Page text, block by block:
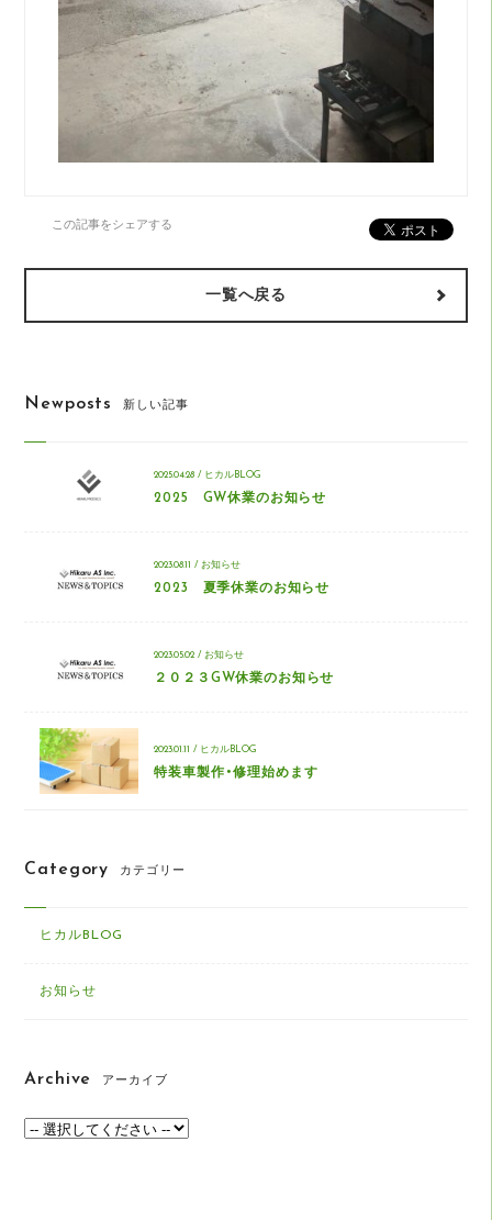
この記事をシェアする
一覧へ戻る
Newposts 新しい記事
2025.04.28 / ヒカルBLOG
2025 GW休業のお知らせ
2023.08.11 / お知らせ
2023 夏季休業のお知らせ
2023.05.02 / お知らせ
２０２３GW休業のお知らせ
2023.01.11 / ヒカルBLOG
特装車製作・修理始めます
Category カテゴリー
ヒカルBLOG
お知らせ
Archive アーカイブ